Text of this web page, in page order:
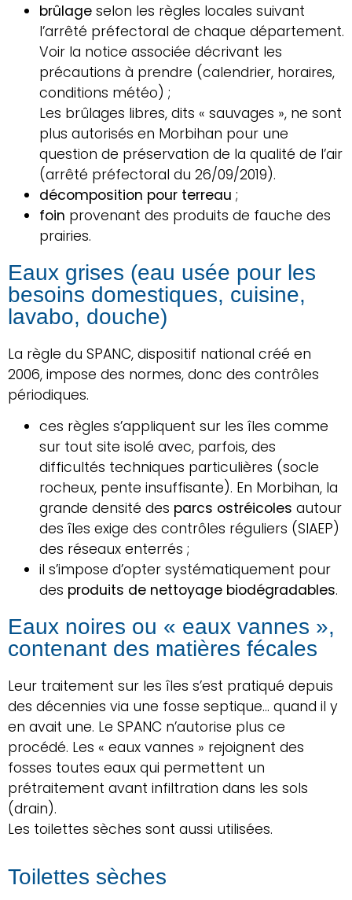
brûlage selon les règles locales suivant
l’arrêté préfectoral de chaque département.
Voir la notice associée décrivant les
précautions à prendre (calendrier, horaires,
conditions météo) ;
Les brûlages libres, dits « sauvages », ne sont
plus autorisés en Morbihan pour une
question de préservation de la qualité de l’air
(arrêté préfectoral du 26/09/2019).
décomposition pour terreau ;
foin provenant des produits de fauche des
prairies.
Eaux grises (eau usée pour les
besoins domestiques, cuisine,
lavabo, douche)
La règle du SPANC, dispositif national créé en
2006, impose des normes, donc des contrôles
périodiques.
ces règles s’appliquent sur les îles comme
sur tout site isolé avec, parfois, des
difficultés techniques particulières (socle
rocheux, pente insuffisante). En Morbihan, la
grande densité des parcs ostréicoles autour
des îles exige des contrôles réguliers (SIAEP)
des réseaux enterrés ;
il s’impose d’opter systématiquement pour
des produits de nettoyage biodégradables.
Eaux noires ou « eaux vannes »,
contenant des matières fécales
Leur traitement sur les îles s’est pratiqué depuis
des décennies via une fosse septique… quand il y
en avait une. Le SPANC n’autorise plus ce
procédé. Les « eaux vannes » rejoignent des
fosses toutes eaux qui permettent un
prétraitement avant infiltration dans les sols
(drain).
Les toilettes sèches sont aussi utilisées.
Toilettes sèches